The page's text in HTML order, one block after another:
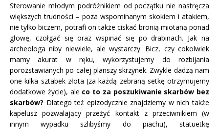
Sterowanie młodym podróżnikiem od początku nie nastręcza
większych trudności – poza wspominanym skokiem i atakiem,
nie tylko biczem, potrafi on także ciskać bronią miotaną ponad
głowę, czołgać się oraz wspinać się po drabinach. Jak na
archeologa niby niewiele, ale wystarczy. Bicz, czy cokolwiek
mamy akurat w ręku, wykorzystujemy do rozbijania
porozstawianych po całej planszy skrzynek. Zwykle dadzą nam
one kilka sztabek złota (za każdą zebraną setkę otrzymujemy
dodatkowe życie), ale co to za poszukiwanie skarbów bez
skarbów? Dlatego też epizodycznie znajdziemy w nich także
kapelusz pozwalający przeżyć kontakt z przeciwnikiem (w
innym wypadku szlibyśmy do piachu), statuetkę